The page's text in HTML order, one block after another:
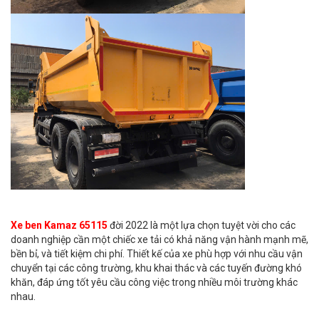
Xe ben Kamaz 65115 đời 2022 là một lựa chọn tuyệt vời cho các
doanh nghiệp cần một chiếc xe tải có khả năng vận hành mạnh mẽ,
bền bỉ, và tiết kiệm chi phí. Thiết kế của xe phù hợp với nhu cầu vận
chuyển tại các công trường, khu khai thác và các tuyến đường khó
khăn, đáp ứng tốt yêu cầu công việc trong nhiều môi trường khác
nhau.